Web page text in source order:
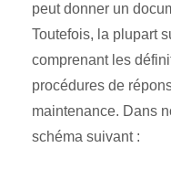
peut donner un
Toutefois, la plupart
comprenant les
procédures de
maintenance. Dans
schéma suivant :